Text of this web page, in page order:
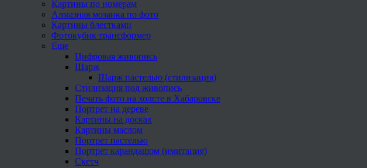
Картины по номерам
Алмазная мозаика по фото
Картины блестками
Фотокубик трансформер
Еще
Цифровая живопись
Шарж
Шарж пастелью (стилизация)
Стилизация под живопись
Печать фото на холсте в Хабаровске
Портрет на дереве
Картины на досках
Картины маслом
Портрет пастелью
Портрет карандашом (имитация)
Скетч